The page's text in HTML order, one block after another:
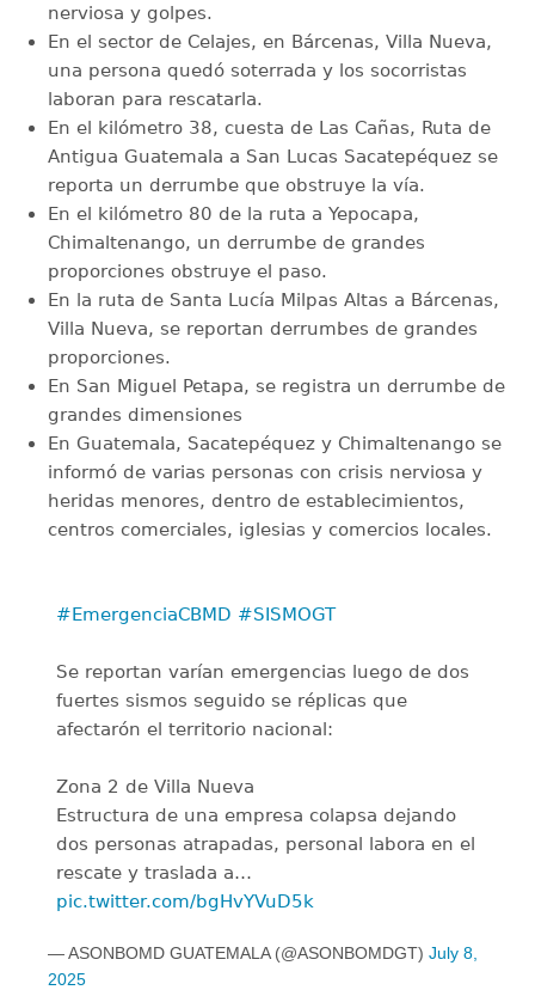
nerviosa y golpes.
En el sector de Celajes, en Bárcenas, Villa Nueva,
una persona quedó soterrada y los socorristas
laboran para rescatarla.
En el kilómetro 38, cuesta de Las Cañas, Ruta de
Antigua Guatemala a San Lucas Sacatepéquez se
reporta un derrumbe que obstruye la vía.
En el kilómetro 80 de la ruta a Yepocapa,
Chimaltenango, un derrumbe de grandes
proporciones obstruye el paso.
En la ruta de Santa Lucía Milpas Altas a Bárcenas,
Villa Nueva, se reportan derrumbes de grandes
proporciones.
En San Miguel Petapa, se registra un derrumbe de
grandes dimensiones
En Guatemala, Sacatepéquez y Chimaltenango se
informó de varias personas con crisis nerviosa y
heridas menores, dentro de establecimientos,
centros comerciales, iglesias y comercios locales.
#EmergenciaCBMD #SISMOGT
Se reportan varían emergencias luego de dos
fuertes sismos seguido se réplicas que
afectarón el territorio nacional:
Zona 2 de Villa Nueva
Estructura de una empresa colapsa dejando
dos personas atrapadas, personal labora en el
rescate y traslada a…
pic.twitter.com/bgHvYVuD5k
— ASONBOMD GUATEMALA (@ASONBOMDGT) July 8,
2025